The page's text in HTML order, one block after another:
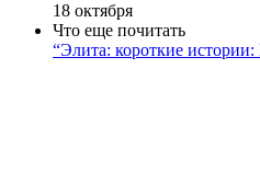
18 октября
Что еще почитать
“Элита: короткие